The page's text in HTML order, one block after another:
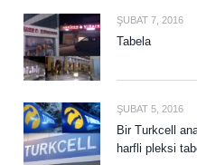
ŞUBAT 7, 2016
Tabela
ŞUBAT 5, 2016
Bir Turkcell
harfli pleksi